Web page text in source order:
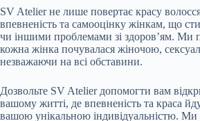
SV Atelier не лише повертає красу
впевненість та самооцінку жінкам, що
чи іншими проблемами зі здоров’ям. Ми
кожна жінка почувалася жіночою,
незважаючи на всі обставини.
Дозвольте SV Atelier допомогти вам
вашому житті, де впевненість та краса
вашою унікальною індивідуальністю. Ми